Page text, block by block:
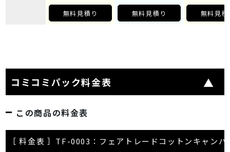
無料見積り 無料見積り 無料見積
コミコミパック料金表
この商品の料金表
［ 料金表 ］TF-0003：フェアトレードコットンキャン